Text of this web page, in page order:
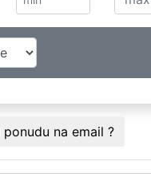
novu ponudu na email ?